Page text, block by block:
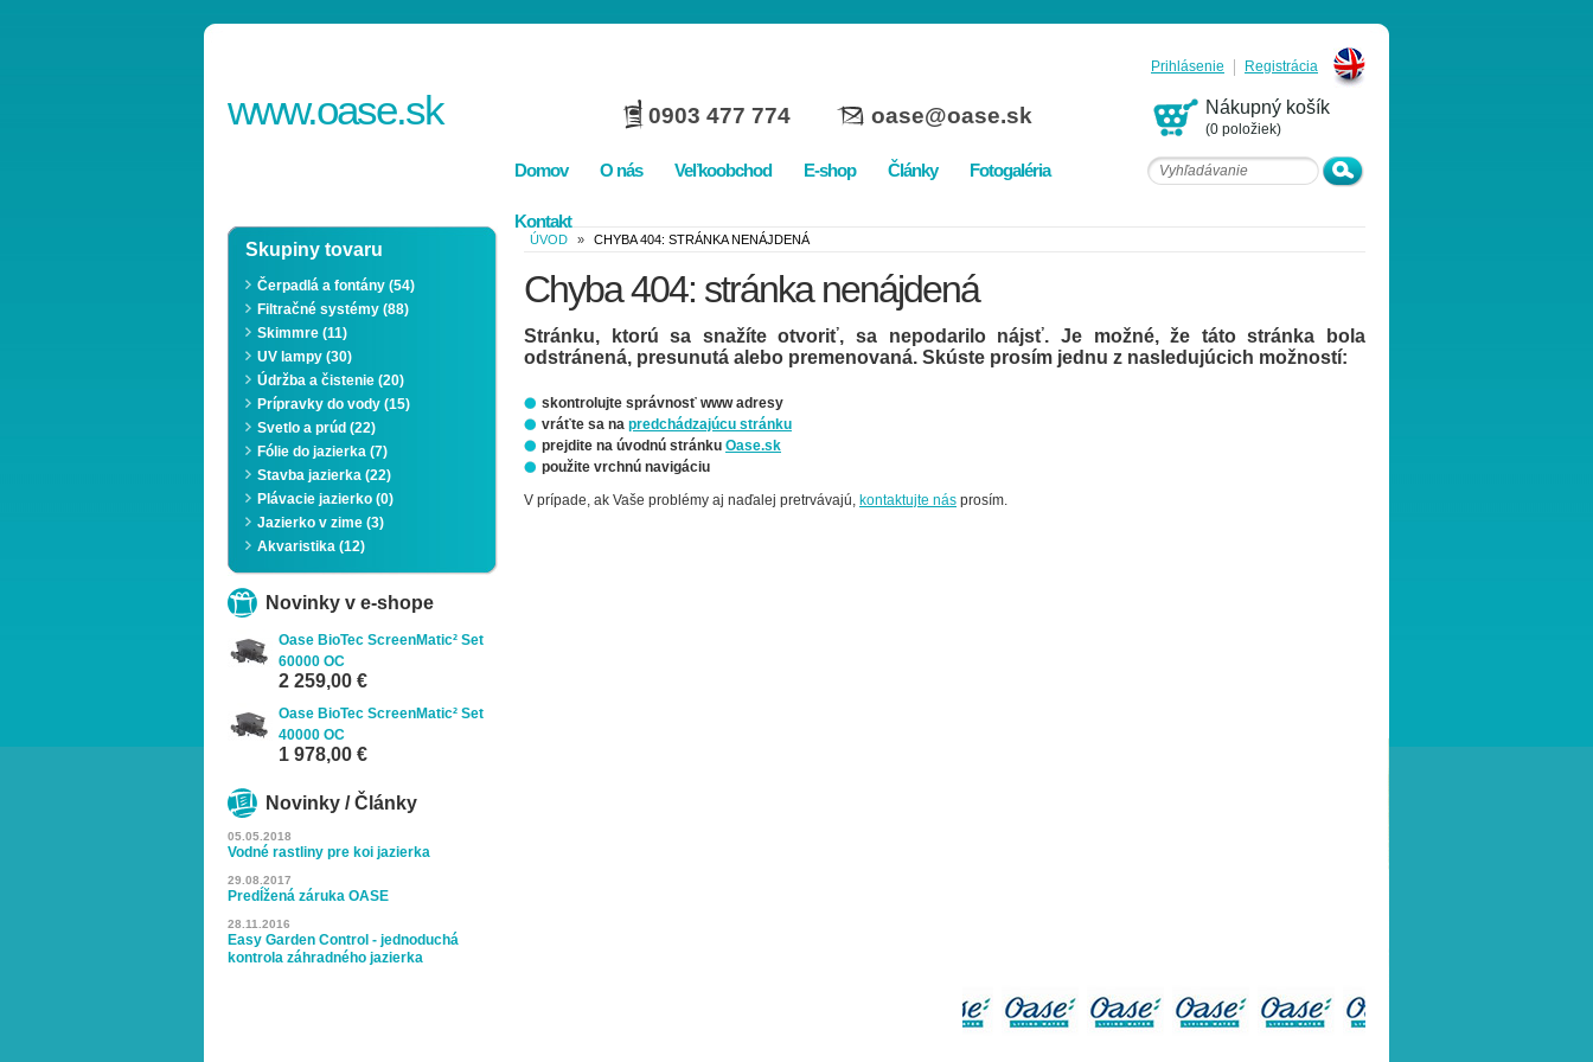
www.oase.sk
Registrácia
Prihlásenie
Nákupný košík
(0 položiek)
0903 477 774 oase@oase.sk
Domov O nás Veľkoobchod E-shop Články Fotogaléria
Kontakt
Skupiny tovaru
Čerpadlá a fontány (54)
Filtračné systémy (88)
Skimmre (11)
UV lampy (30)
Údržba a čistenie (20)
Prípravky do vody (15)
Svetlo a prúd (22)
Fólie do jazierka (7)
Stavba jazierka (22)
Plávacie jazierko (0)
Jazierko v zime (3)
Akvaristika (12)
Novinky v e-shope
Oase BioTec ScreenMatic² Set
60000 OC
2 259,00 €
Oase BioTec ScreenMatic² Set
40000 OC
1 978,00 €
Novinky / Články
05.05.2018
Vodné rastliny pre koi jazierka
29.08.2017
Predĺžená záruka OASE
28.11.2016
Easy Garden Control - jednoduchá
kontrola záhradného jazierka
ÚVOD » CHYBA 404: STRÁNKA NENÁJDENÁ
Chyba 404: stránka nenájdená
Stránku, ktorú sa snažíte otvoriť, sa nepodarilo nájsť. Je možné, že táto stránka bola
odstránená, presunutá alebo premenovaná. Skúste prosím jednu z nasledujúcich možností:
skontrolujte správnosť www adresy
vráťte sa na predchádzajúcu stránku
prejdite na úvodnú stránku Oase.sk
použite vrchnú navigáciu
V prípade, ak Vaše problémy aj naďalej pretrvávajú, kontaktujte nás prosím.